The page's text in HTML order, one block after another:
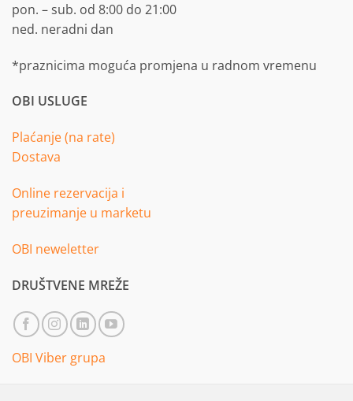
pon. – sub. od 8:00 do 21:00
ned. neradni dan
*praznicima moguća promjena u radnom vremenu
OBI USLUGE
Plaćanje (na rate)
Dostava
Online rezervacija i
preuzimanje u marketu
OBI neweletter
DRUŠTVENE MREŽE
OBI Viber grupa